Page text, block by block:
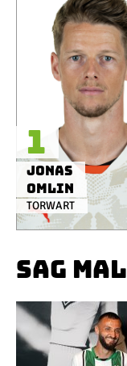
TORWART
Jonas
Omlin
1
SAG MAL